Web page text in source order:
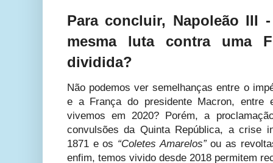
Para concluir, Napoleão III
mesma luta contra uma
dividida?
Não podemos ver semelhanças entre o
e a França do presidente Macron,
vivemos em 2020? Porém, a
convulsões da Quinta República, a crise
1871 e os “Coletes Amarelos”ou as
enfim, temos vivido desde 2018 permitem